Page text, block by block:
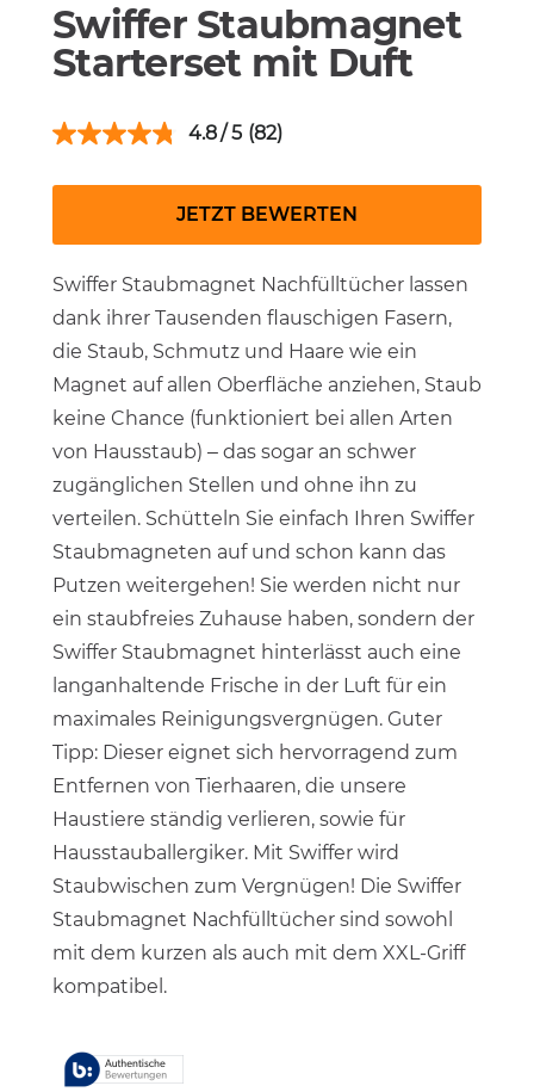
Swiffer Staubmagnet
Starterset mit Duft
4.8 (82)
JETZT BEWERTEN
Swiffer Staubmagnet Nachfülltücher lassen
dank ihrer Tausenden flauschigen Fasern,
die Staub, Schmutz und Haare wie ein
Magnet auf allen Oberfläche anziehen, Staub
keine Chance (funktioniert bei allen Arten
von Hausstaub) – das sogar an schwer
zugänglichen Stellen und ohne ihn zu
verteilen. Schütteln Sie einfach Ihren Swiffer
Staubmagneten auf und schon kann das
Putzen weitergehen! Sie werden nicht nur
ein staubfreies Zuhause haben, sondern der
Swiffer Staubmagnet hinterlässt auch eine
langanhaltende Frische in der Luft für ein
maximales Reinigungsvergnügen. Guter
Tipp: Dieser eignet sich hervorragend zum
Entfernen von Tierhaaren, die unsere
Haustiere ständig verlieren, sowie für
Hausstauballergiker. Mit Swiffer wird
Staubwischen zum Vergnügen! Die Swiffer
Staubmagnet Nachfülltücher sind sowohl
mit dem kurzen als auch mit dem XXL-Griff
kompatibel.